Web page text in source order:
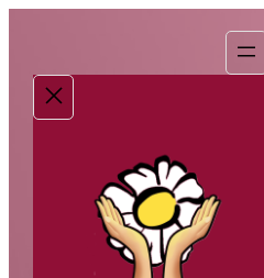
содержимому